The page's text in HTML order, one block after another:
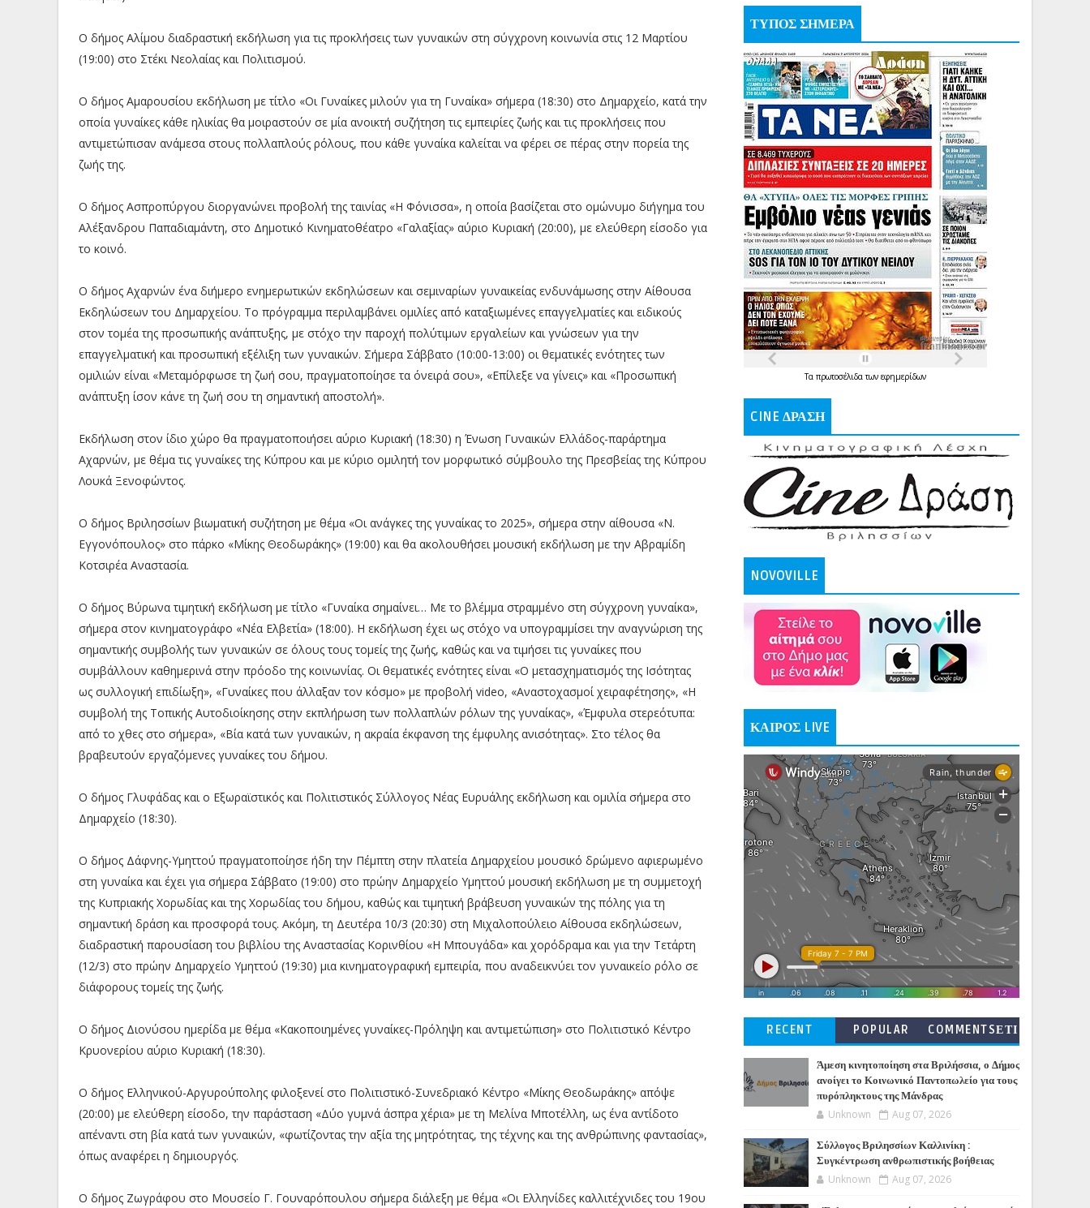
Ο δήμος Αλίμου διαδραστική εκδήλωση για τις προκλήσεις των γυναικών στη σύγχρονη κοινωνία στις 12 Μαρτίου
(19:00) στο Στέκι Νεολαίας και Πολιτισμού.
Ο δήμος Αμαρουσίου εκδήλωση με τίτλο «Οι Γυναίκες μιλούν για τη Γυναίκα» σήμερα (18:30) στο Δημαρχείο, κατά την
οποία γυναίκες κάθε ηλικίας θα μοιραστούν σε μία ανοικτή συζήτηση τις εμπειρίες ζωής και τις προκλήσεις που
αντιμετώπισαν ανάμεσα στους πολλαπλούς ρόλους, που κάθε γυναίκα καλείται να φέρει σε πέρας στην πορεία της
ζωής της.
Ο δήμος Ασπροπύργου διοργανώνει προβολή της ταινίας «Η Φόνισσα», η οποία βασίζεται στο ομώνυμο διήγημα του
Αλέξανδρου Παπαδιαμάντη, στο Δημοτικό Κινηματοθέατρο «Γαλαξίας» αύριο Κυριακή (20:00), με ελεύθερη είσοδο για
το κοινό.
Ο δήμος Αχαρνών ένα διήμερο ενημερωτικών εκδηλώσεων και σεμιναρίων γυναικείας ενδυνάμωσης στην Αίθουσα
Εκδηλώσεων του Δημαρχείου. Το πρόγραμμα περιλαμβάνει ομιλίες από καταξιωμένες επαγγελματίες και ειδικούς
στον τομέα της προσωπικής ανάπτυξης, με στόχο την παροχή πολύτιμων εργαλείων και γνώσεων για την
επαγγελματική και προσωπική εξέλιξη των γυναικών. Σήμερα Σάββατο (10:00-13:00) οι θεματικές ενότητες των
ομιλιών είναι «Μεταμόρφωσε τη ζωή σου, πραγματοποίησε τα όνειρά σου», «Επίλεξε να γίνεις» και «Προσωπική
ανάπτυξη ίσον κάνε τη ζωή σου τη σημαντική αποστολή».
Εκδήλωση στον ίδιο χώρο θα πραγματοποιήσει αύριο Κυριακή (18:30) η Ένωση Γυναικών Ελλάδος-παράρτημα
Αχαρνών, με θέμα τις γυναίκες της Κύπρου και με κύριο ομιλητή τον μορφωτικό σύμβουλο της Πρεσβείας της Κύπρου
Λουκά Ξενοφώντος.
Ο δήμος Βριλησσίων βιωματική συζήτηση με θέμα «Οι ανάγκες της γυναίκας το 2025», σήμερα στην αίθουσα «Ν.
Εγγονόπουλος» στο πάρκο «Μίκης Θεοδωράκης» (19:00) και θα ακολουθήσει μουσική εκδήλωση με την Αβραμίδη
Κοτσιρέα Αναστασία.
Ο δήμος Βύρωνα τιμητική εκδήλωση με τίτλο «Γυναίκα σημαίνει… Με το βλέμμα στραμμένο στη σύγχρονη γυναίκα»,
σήμερα στον κινηματογράφο «Νέα Ελβετία» (18:00). Η εκδήλωση έχει ως στόχο να υπογραμμίσει την αναγνώριση της
σημαντικής συμβολής των γυναικών σε όλους τους τομείς της ζωής, καθώς και να τιμήσει τις γυναίκες που
συμβάλλουν καθημερινά στην πρόοδο της κοινωνίας. Οι θεματικές ενότητες είναι «Ο μετασχηματισμός της Ισότητας
ως συλλογική επιδίωξη», «Γυναίκες που άλλαξαν τον κόσμο» με προβολή video, «Αναστοχασμοί χειραφέτησης», «Η
συμβολή της Τοπικής Αυτοδιοίκησης στην εκπλήρωση των πολλαπλών ρόλων της γυναίκας», «Έμφυλα στερεότυπα:
από το χθες στο σήμερα», «Βία κατά των γυναικών, η ακραία έκφανση της έμφυλης ανισότητας». Στο τέλος θα
βραβευτούν εργαζόμενες γυναίκες του δήμου.
Ο δήμος Γλυφάδας και ο Εξωραϊστικός και Πολιτιστικός Σύλλογος Νέας Ευρυάλης εκδήλωση και ομιλία σήμερα στο
Δημαρχείο (18:30).
Ο δήμος Δάφνης-Υμηττού πραγματοποίησε ήδη την Πέμπτη στην πλατεία Δημαρχείου μουσικό δρώμενο αφιερωμένο
στη γυναίκα και έχει για σήμερα Σάββατο (19:00) στο πρώην Δημαρχείο Υμηττού μουσική εκδήλωση με τη συμμετοχή
της Κυπριακής Χορωδίας και της Χορωδίας του δήμου, καθώς και τιμητική βράβευση γυναικών της πόλης για τη
σημαντική δράση και προσφορά τους. Ακόμη, τη Δευτέρα 10/3 (20:30) στη Μιχαλοπούλειο Αίθουσα εκδηλώσεων,
διαδραστική παρουσίαση του βιβλίου της Αναστασίας Κορινθίου «Η Μπουγάδα» και χορόδραμα και για την Τετάρτη
(12/3) στο πρώην Δημαρχείο Υμηττού (19:30) μια κινηματογραφική εμπειρία, που αναδεικνύει τον γυναικείο ρόλο σε
διάφορους τομείς της ζωής.
Ο δήμος Διονύσου ημερίδα με θέμα «Κακοποιημένες γυναίκες-Πρόληψη και αντιμετώπιση» στο Πολιτιστικό Κέντρο
Κρυονερίου αύριο Κυριακή (18:30).
Ο δήμος Ελληνικού-Αργυρούπολης φιλοξενεί στο Πολιτιστικό-Συνεδριακό Κέντρο «Μίκης Θεοδωράκης» απόψε
(20:00) με ελεύθερη είσοδο, την παράσταση «Δύο γυμνά άσπρα χέρια» με τη Μελίνα Μποτέλλη, ως ένα αντίδοτο
απέναντι στη βία κατά των γυναικών, «φωτίζοντας την αξία της μητρότητας, της τέχνης και της ανθρώπινης φαντασίας»,
όπως αναφέρει η δημιουργός.
Ο δήμος Ζωγράφου στο Μουσείο Γ. Γουναρόπουλου σήμερα διάλεξη με θέμα «Οι Ελληνίδες καλλιτέχνιδες του 19ου
ΤΥΠΟΣ ΣΗΜΕΡΑ
Τα πρωτοσέλιδατων εφημερίδων
CINE ΔΡΑΣΗ
NOVOVILLE
ΚΑΙΡΟΣ LIVE
RECENT POPULAR
COMMENTSΕΤΙ
Άμεση κινητοποίηση στα Βριλήσσια, ο Δήμος
ανοίγει το Κοινωνικό Παντοπωλείο για τους
πυρόπληκτους της Μάνδρας
Unknown Aug 07, 2026
Σύλλογος Βριλησσίων Καλλινίκη :
Συγκέντρωση ανθρωπιστικής βοήθειας
Unknown Aug 07, 2026